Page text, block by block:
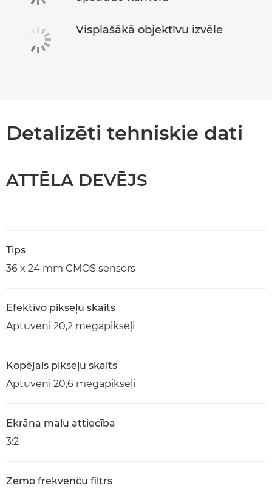
Visplašākā objektīvu izvēle
Detalizēti tehniskie dati
ATTĒLA DEVĒJS
Tips
36 x 24 mm CMOS sensors
Efektīvo pikseļu skaits
Aptuveni 20,2 megapikseļi
Kopējais pikseļu skaits
Aptuveni 20,6 megapikseļi
Ekrāna malu attiecība
3:2
Zemo frekvenču filtrs